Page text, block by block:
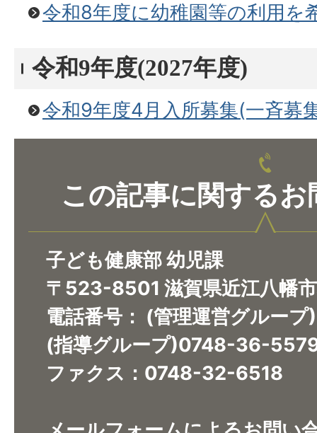
令和8年度に幼稚園等の利用を
令和9年度(2027年度)
令和9年度4月入所募集(一斉募
この記事に関するお
子ども健康部 幼児課
〒523-8501 滋賀県近江八幡
電話番号： (管理運営グルー
(指導グループ)0748-36-
ファクス：0748-32-6518